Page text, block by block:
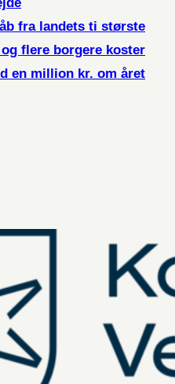
fra landets ti største
flere borgere koster
en million kr. om året